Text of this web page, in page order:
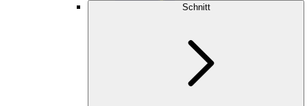
Schnitt